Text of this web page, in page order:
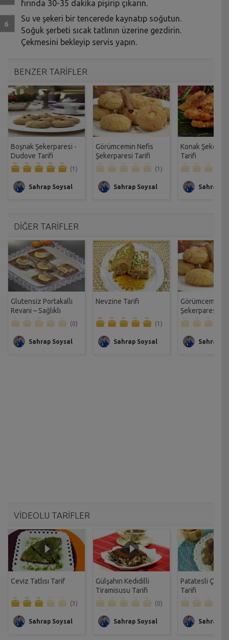
fırında 30-35 dakika pişirip çıkarın.
Su ve şekeri bir tencerede kaynatıp soğutun.
Soğuk şerbeti sıcak tatlının üzerine gezdirin.
Çekmesini bekleyip servis yapın.
BENZER TARİFLER
Boşnak Şekerparesi -
Dudove Tarifi
(1)
Sahrap Soysal
Görümcemin Nefis
Şekerparesi Tarifi
(1)
Sahrap Soysal
Konak
Tarifi
Sahrap
DİĞER TARİFLER
Glutensiz Portakallı
Revani – Sağlıklı
Mutfak Tarifi
(0)
Sahrap Soysal
Nevzine Tarifi
(1)
Sahrap Soysal
Görümcemin
Şekerparesi
Sahrap
VİDEOLU TARİFLER
Ceviz Tatlısı Tarif
(3)
Sahrap Soysal
Gülşahın Kedidilli
Tiramisusu Tarifi
(0)
Sahrap Soysal
Patatesli Çıtır
Tarifi
Sahrap